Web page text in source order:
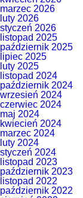
marzec 2026
luty 2026
styczeń 2026
listopad 2025
październik 2025
lipiec 2025
luty 2025
listopad 2024
październik 2024
wrzesień 2024
czerwiec 2024
maj 2024
kwiecień 2024
marzec 2024
luty 2024
styczeń 2024
listopad 2023
październik 2023
listopad 2022
październik 2022